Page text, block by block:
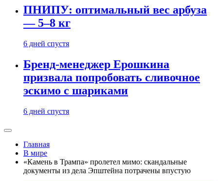
ПНИПУ: оптимальный вес арбуза
— 5–8 кг
6 дней спустя
Бренд-менеджер Ерошкина
призвала попробовать сливочное
эскимо с шариками
6 дней спустя
Главная
В мире
«Камень в Трампа» пролетел мимо: скандальные
документы из дела Эпштейна потрачены впустую